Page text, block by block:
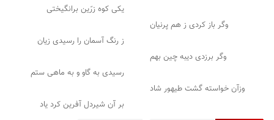
یکی کوه زرّین برانگیختی
وگر باز کردی ز هم پرنیان
ز رنگ آسمان را رسیدی زیان
وگر برزدی دیبه چین بهم
رسیدی به گاو و به ماهی ستم
وزآن خواسته گشت طیهور شاد
بر آن شیردل آفرین کرد یاد